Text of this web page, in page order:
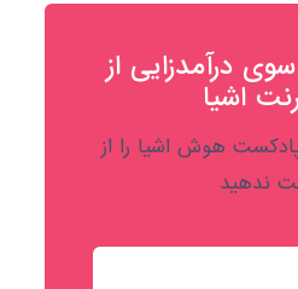
درآمدزایی از
اشیا
هوش اشیا را از
ندهید